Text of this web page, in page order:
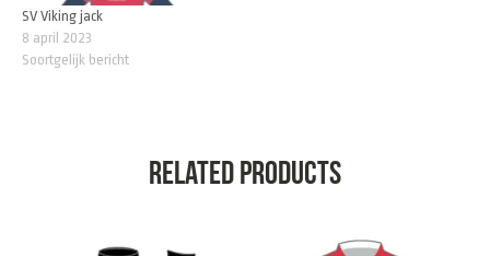
SV Viking jack
8 april 2023
Soortgelijk bericht
Related products